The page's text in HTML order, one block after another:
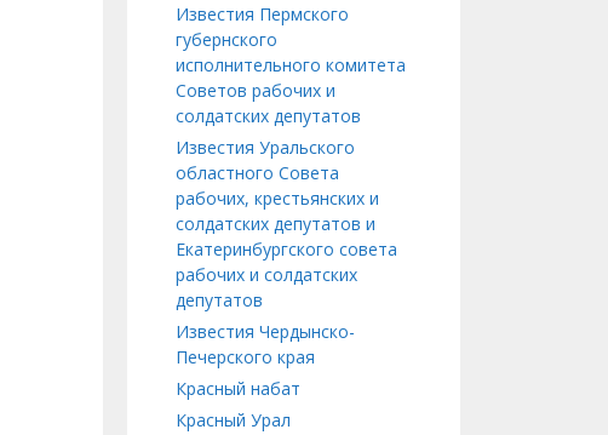
Известия Пермского
губернского
исполнительного комитета
Советов рабочих и
солдатских депутатов
Известия Уральского
областного Совета
рабочих, крестьянских и
солдатских депутатов и
Екатеринбургского совета
рабочих и солдатских
депутатов
Известия Чердынско-
Печерского края
Красный набат
Красный Урал